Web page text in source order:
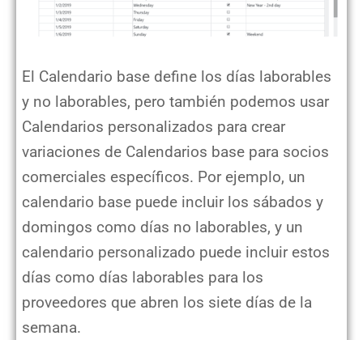
El Calendario base define los días laborables
y no laborables, pero también podemos usar
Calendarios personalizados para crear
variaciones de Calendarios base para socios
comerciales específicos. Por ejemplo, un
calendario base puede incluir los sábados y
domingos como días no laborables, y un
calendario personalizado puede incluir estos
días como días laborables para los
proveedores que abren los siete días de la
semana.